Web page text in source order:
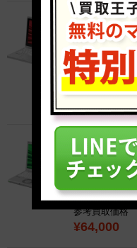
パナソニック
パナソニッ
Core i5 / メモ
Microsoft
参考買取価格
パナソニック
パナソニッ
Core i5 / メモ
Microsoft
参考買取価格
¥64,000